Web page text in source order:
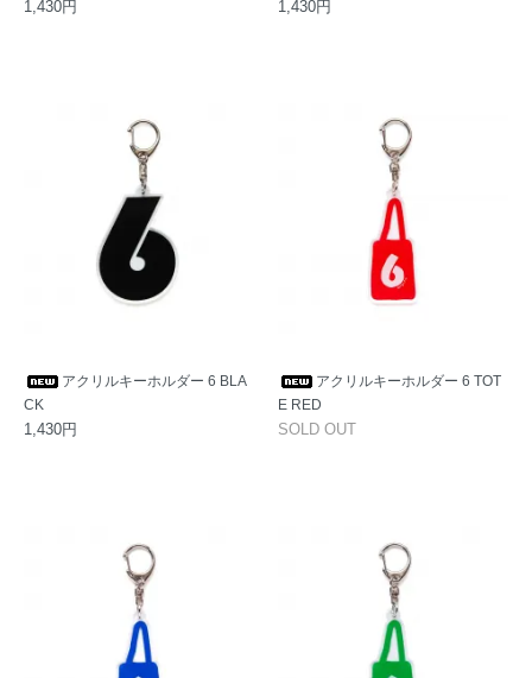
1,430円 1,430円
アクリルキーホルダー 6 BLA
CK
1,430円
アクリルキーホルダー 6 TOT
E RED
SOLD OUT